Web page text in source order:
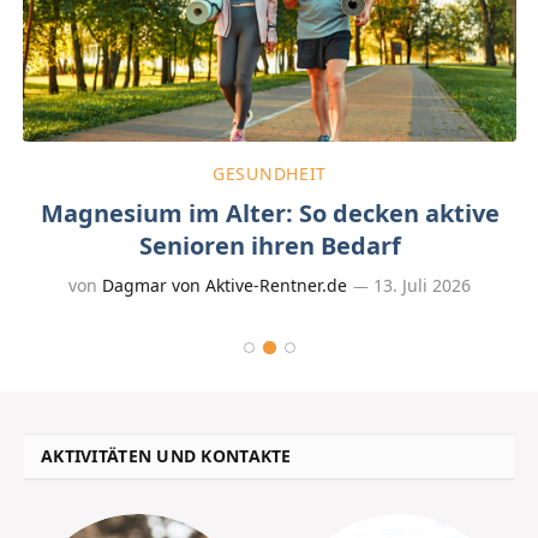
GESUNDHEIT
Magnesium im Alter: So decken aktive
Senioren ihren Bedarf
von Dagmar von Aktive-Rentner.de 13. Juli 2026
AKTIVITÄTEN UND KONTAKTE